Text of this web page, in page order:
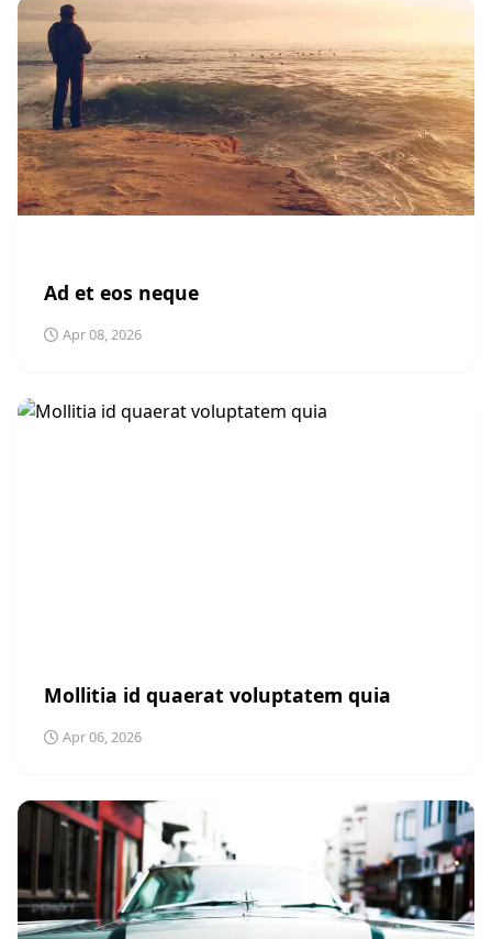
Ad et eos neque
Apr 08, 2026
Mollitia id quaerat voluptatem quia
Apr 06, 2026